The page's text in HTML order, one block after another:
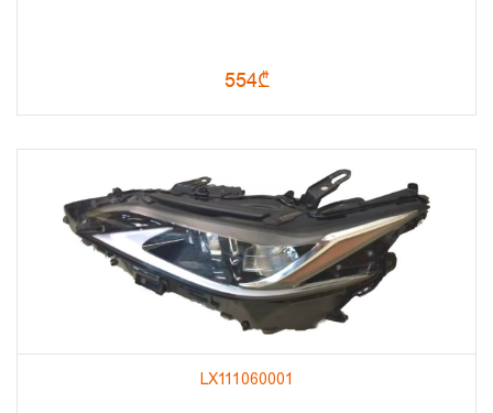
554₾
LX111060001